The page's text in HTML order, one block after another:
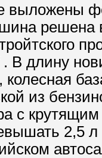
выложены
. В длину
из
с
2,5